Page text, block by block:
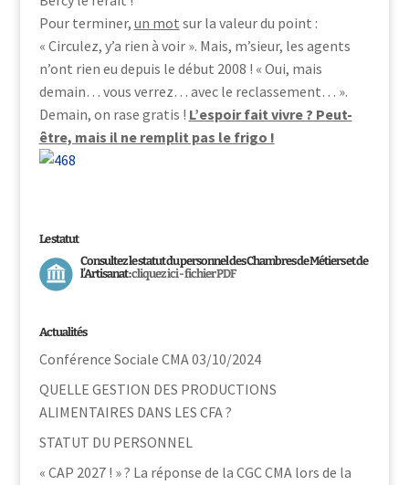
Pour terminer, un mot sur la valeur du point :
« Circulez, y’a rien à voir ». Mais, m’sieur, les agents
n’ont rien eu depuis le début 2008 ! « Oui, mais
demain… vous verrez… avec le reclassement… ».
Demain, on rase gratis ! L’espoir fait vivre ? Peut-
être, mais il ne remplit pas le frigo !
Le statut
Consultez le statut du personnel des Chambres de Métiers et de
l’Artisanat :cliquez ici - fichier PDF
Actualités
Conférence Sociale CMA 03/10/2024
QUELLE GESTION DES PRODUCTIONS
ALIMENTAIRES DANS LES CFA ?
STATUT DU PERSONNEL
« CAP 2027 ! » ? La réponse de la CGC CMA lors de la